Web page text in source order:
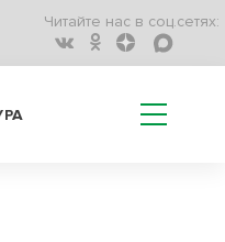
Читайте нас в соц.сетях: